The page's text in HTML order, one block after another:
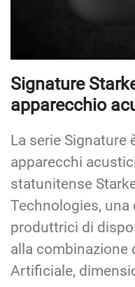
Signature
apparecchio
La serie Signature
apparecchi
statunitense
Technologies, una
produttrici di
alla combinazione
Artificiale,